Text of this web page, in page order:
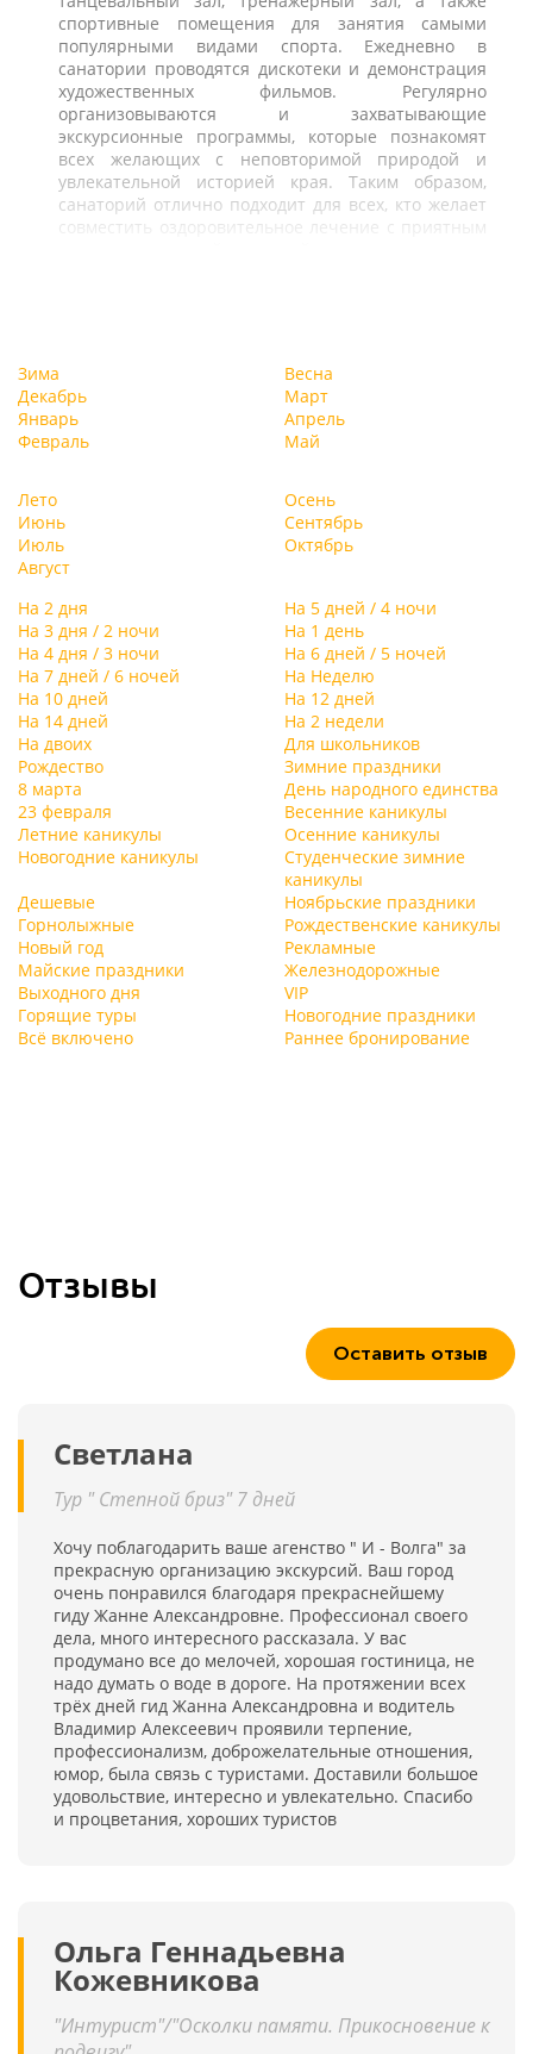
спортивные помещения для занятия самыми
популярными видами спорта. Ежедневно в
санатории проводятся дискотеки и демонстрация
художественных фильмов. Регулярно
организовываются и захватывающие
экскурсионные программы, которые познакомят
всех желающих с неповторимой природой и
увлекательной историей края. Таким образом,
санаторий отлично подходит для всех, кто желает
совместить оздоровительное лечение с приятным
Зима
Декабрь
Январь
Февраль
Весна
Март
Апрель
Май
Лето
Июнь
Июль
Август
Осень
Сентябрь
Октябрь
На 2 дня
На 5 дней / 4 ночи
На 3 дня / 2 ночи
На 1 день
На 4 дня / 3 ночи
На 6 дней / 5 ночей
На 7 дней / 6 ночей
На Неделю
На 10 дней
На 12 дней
На 14 дней
На 2 недели
На двоих
Для школьников
Рождество
Зимние праздники
8 марта
День народного единства
23 февраля
Весенние каникулы
Летние каникулы
Осенние каникулы
Новогодние каникулы
Студенческие зимние
каникулы
Дешевые
Ноябрьские праздники
Горнолыжные
Рождественские каникулы
Новый год
Рекламные
Майские праздники
Железнодорожные
Выходного дня
VIP
Горящие туры
Новогодние праздники
Всё включено
Раннее бронирование
Отзывы
Оставить отзыв
Светлана
Тур " Степной бриз" 7 дней
Хочу поблагодарить ваше агенство " И - Волга" за
прекрасную организацию экскурсий. Ваш город
очень понравился благодаря прекраснейшему
гиду Жанне Александровне. Профессионал своего
дела, много интересного рассказала. У вас
продумано все до мелочей, хорошая гостиница, не
надо думать о воде в дороге. На протяжении всех
трёх дней гид Жанна Александровна и водитель
Владимир Алексеевич проявили терпение,
профессионализм, доброжелательные отношения,
юмор, была связь с туристами. Доставили большое
удовольствие, интересно и увлекательно. Спасибо
и процветания, хороших туристов
Ольга Геннадьевна
Кожевникова
"Интурист"/"Осколки памяти. Прикосновение к